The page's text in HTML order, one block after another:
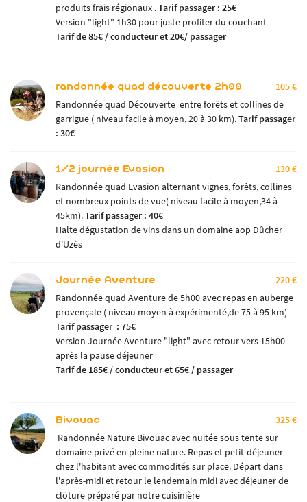
email indiqué ci-dessus. Vous pouvez vous désinscrire à tout moment en utilisantle
formulaire de désinscription
produits frais régionaux .Tarif passager : 25€
Version "light" 1h30 pour juste profiter du couchant
Tarif de 85€ / conducteur et 20€/ passager
randonnée quad découverte 2h00
105 €
Randonnée quad Découverte entre forêts et collines de
garrigue ( niveau facile à moyen, 20 à 30 km).Tarif passager
: 30€
1/2 journée Evasion
130 €
Randonnée quad Evasion alternant vignes, forêts, collines
et nombreux points de vue( niveau facile à moyen,34 à
45km).Tarif passager : 40€
Halte dégustation de vins dans un domaine aop Dûcher
d'Uzès
Journée Aventure
220 €
Randonnée quad Aventure de 5h00 avec repas en auberge
provençale ( niveau moyen à expérimenté,de 75 à 95 km)
Tarif passager : 75€
Version Journée Aventure "light" avec retour vers 15h00
après la pause déjeuner
Tarif de 185€ / conducteur et 65€ / passager
Bivouac
325 €
Randonnée Nature Bivouac avec nuitée sous tente sur
domaine privé en pleine nature. Repas et petit-déjeuner
chez l'habitant avec commodités sur place. Départ dans
l'après-midi et retour le lendemain midi avec déjeuner de
clôture préparé par notre cuisinière